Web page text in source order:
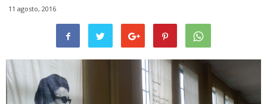
Literatura
Peruana
11 agosto, 2016